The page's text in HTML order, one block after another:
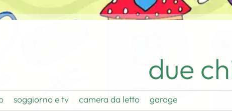
due
soggiorno e tv camera da letto garage